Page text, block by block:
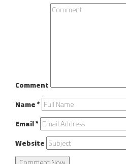
Comment
Name*
Email*
Website